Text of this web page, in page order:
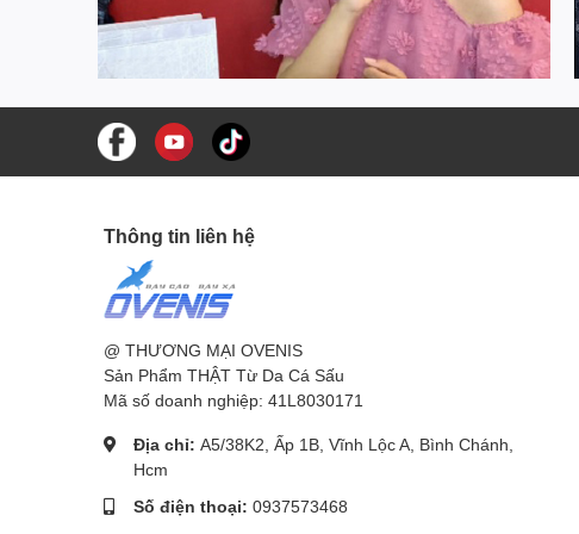
Thông tin liên hệ
@ THƯƠNG MẠI OVENIS
Sản Phẩm THẬT Từ Da Cá Sấu
Mã số doanh nghiệp: 41L8030171
Địa chỉ: A5/38K2, Ấp 1B, Vĩnh Lộc A, Bình Chánh,
Hcm
Số điện thoại: 0937573468